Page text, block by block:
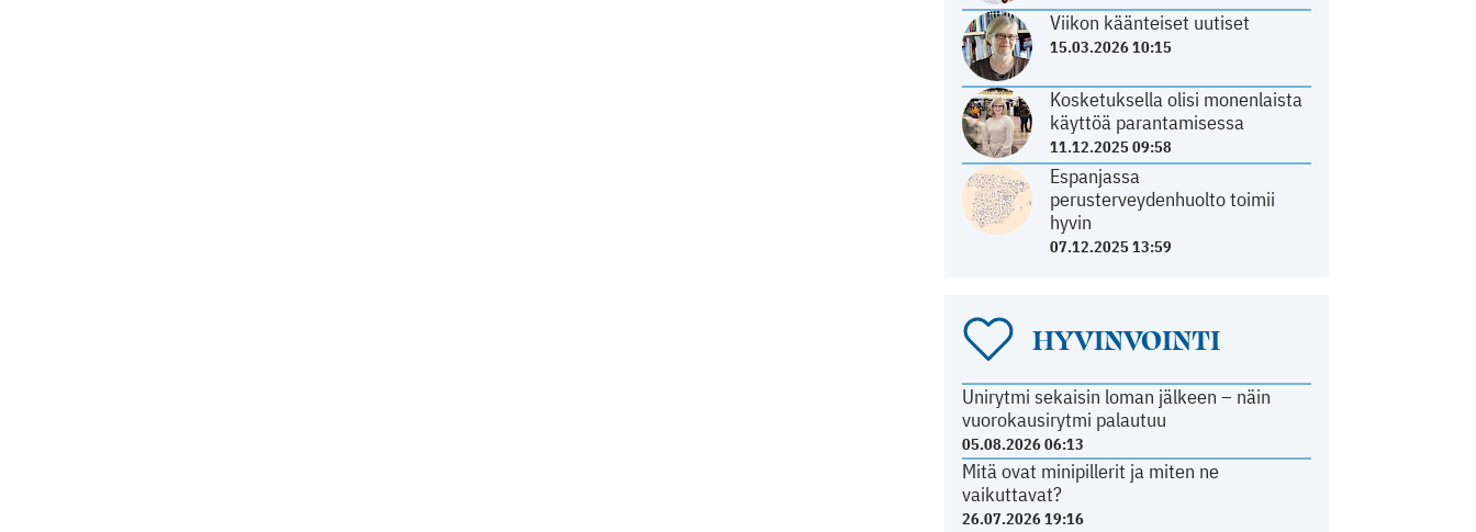
Viikon käänteiset uutiset
15.03.2026 10:15
Kosketuksella olisi monenlaista
käyttöä parantamisessa
11.12.2025 09:58
Espanjassa
perusterveydenhuolto toimii
hyvin
07.12.2025 13:59
HYVINVOINTI
Unirytmi sekaisin loman jälkeen – näin
vuorokausirytmi palautuu
05.08.2026 06:13
Mitä ovat minipillerit ja miten ne
vaikuttavat?
26.07.2026 19:16